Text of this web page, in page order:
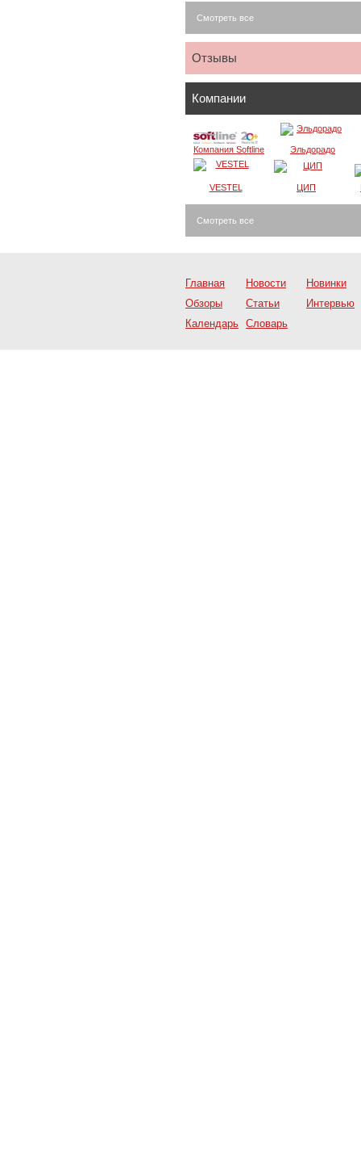
Смотреть все
Отзывы
Компании
Компания Softline Эльдорадо
VESTEL ЦИП
Смотреть все
Главная Новости
Новинки
Обзоры
Статьи
Интервью
Календарь Словарь